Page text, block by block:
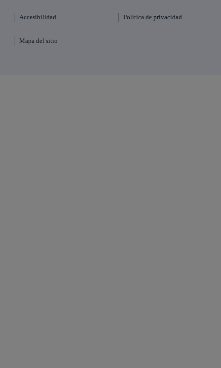
Accesibilidad Política de privacidad
Mapa del sitio